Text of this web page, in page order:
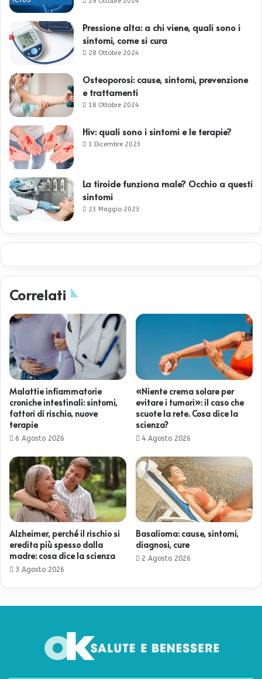
Pressione alta: a chi viene, quali sono i
sintomi, come si cura
28 Ottobre 2024
Osteoporosi: cause, sintomi, prevenzione
e trattamenti
18 Ottobre 2024
Hiv: quali sono i sintomi e le terapie?
1 Dicembre 2023
La tiroide funziona male? Occhio a questi
sintomi
23 Maggio 2023
Correlati
Malattie infiammatorie
croniche intestinali: sintomi,
fattori di rischio, nuove
terapie
6 Agosto 2026
«Niente crema solare per
evitare i tumori»: il caso che
scuote la rete. Cosa dice la
scienza?
4 Agosto 2026
Alzheimer, perché il rischio si
eredita più spesso dalla
madre: cosa dice la scienza
3 Agosto 2026
Basalioma: cause, sintomi,
diagnosi, cure
2 Agosto 2026